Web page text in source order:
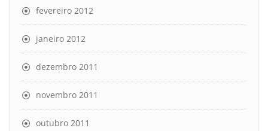
fevereiro 2012
janeiro 2012
dezembro 2011
novembro 2011
outubro 2011